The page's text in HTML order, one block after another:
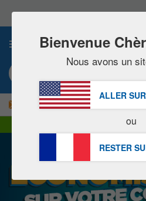
noter
:
site
comprend
un
d'accessibilité.
-15 % MAINTENANT !
Livraison DHL
Bienvenue
Nous avons un
ALLER
ou
RESTER